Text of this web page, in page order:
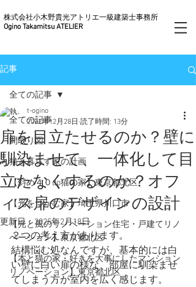
株式会社小木野貴光アトリエ一級建築士事務所
Ogino Takamitsu ATELIER
記事
全ての記事
間取り図
猫と暮らす家の計画
【斜め４０do猫の家】東京都北区
【光をつかむ家】埼玉県川口市
【光と風のリノベーション住宅・戸建てリノ
ベーション】東京都北区
【本と猫の家・好きを大事にしたマンション
リノベーション】東京都北区
全ての記事
扉を目立たせるのか？壁に
馴染ませて、一体化して目
立たなくするのか？オフ
ィス扉のデザインの設計
t-ogino
2022年12月28日 読了時間: 13分
更新日：2025年2月18日
２つの考え方があります。
結構悩む処なんですが、基本的には白
い壁に白い扉の様な、部屋に馴染ませ
てしまう方が室内を広く感じます。